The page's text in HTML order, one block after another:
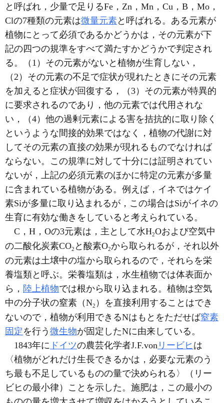
と呼ばれ，少量で足りるFe，Zn，Mn，Cu，B，Mo，
Clの7種類の元素は微量元素と呼ばれる。ある元素が
植物にとって必須であるかどうかは，その元素が下
記の四つの規準をすべて満たすかどうかで判定され
る。（1）その元素がないと植物が生育しない，
（2）その元素の不足で症状が現れたときにその元素
を加えると症状が回復する，（3）その元素が特異的
に要求されるのであり，他の元素では代用されな
い，（4）他の過剰元素による害を拮抗的に取り除く
というような間接的効果ではなく，植物の代謝に対
してその元素の直接の効果が現れるものでなければ
ならない。この規準に対して十分には証明されてい
ないが，上記の必須元素のほかに特定の元素が多量
に含まれている植物がある。例えば，イネではケイ
素Siが多量に取り込まれるが，この場合はSiがイネの
生育に有効な働きをしていると考えられている。
C，H，Oの3元素は，主として水H2Oおよび空気中
の二酸化炭素CO2 と酸素O2から取られるが，それ以外
の元素は土壌中の塩から取られるので，それらを栄
養塩類と呼ぶ。栄養塩類は，水生植物では体表面か
ら， 陸上植物では根から取り込まれる。植物は空気
中の分子状の窒素（N2 ）を直接利用することはでき
ないので，植物が利用できるNはもとをただせば窒素
固定 を行う 微生物が固定したNに由来している。
1843年に ドイツの農芸化学者J.F.von リービヒ は
〈植物がどれだけ生長できるかは，必要な元素のう
ち最も不足しているものの量で決められる〉（リー
ビヒの最小律）ことを示した。施肥は，この最小の